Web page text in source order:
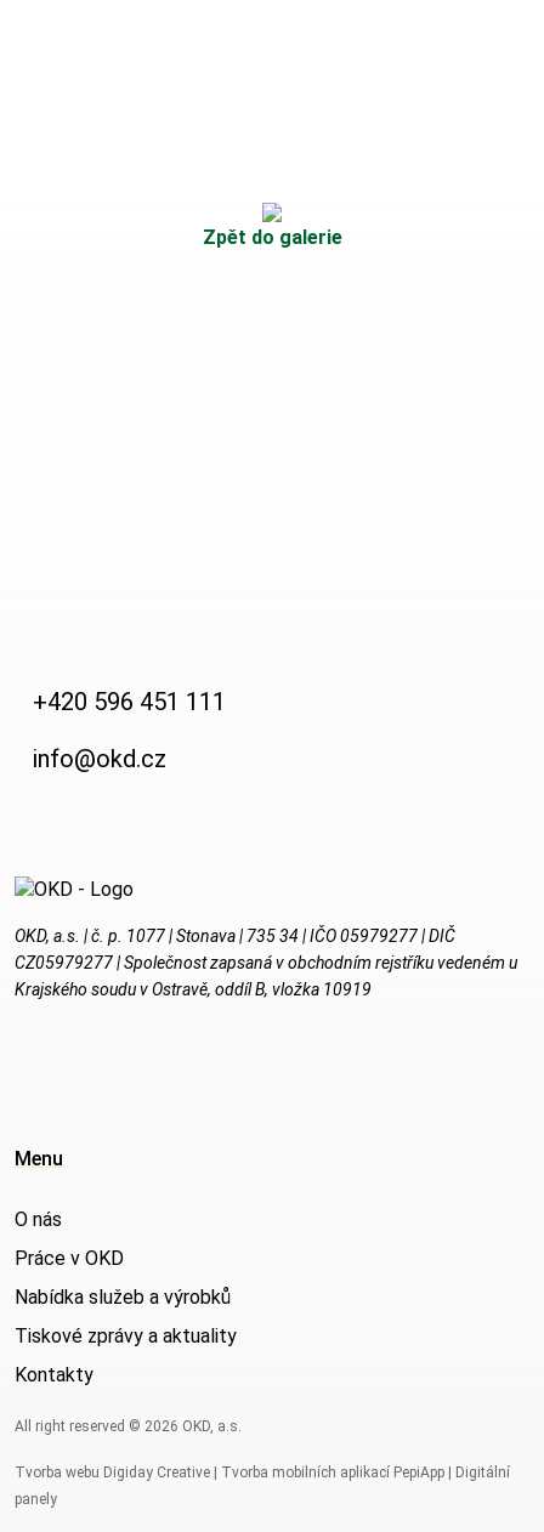
Zpět do galerie
+420 596 451 111
info@okd.cz
OKD, a.s. | č. p. 1077 | Stonava | 735 34 | IČO 05979277 | DIČ
CZ05979277 | Společnost zapsaná v obchodním rejstříku vedeném u
Krajského soudu v Ostravě, oddíl B, vložka 10919
Menu
O nás
Práce v OKD
Nabídka služeb a výrobků
Tiskové zprávy a aktuality
Kontakty
All right reserved © 2026 OKD, a.s.
Tvorba webu Digiday Creative | Tvorba mobilních aplikací PepiApp | Digitální
panely